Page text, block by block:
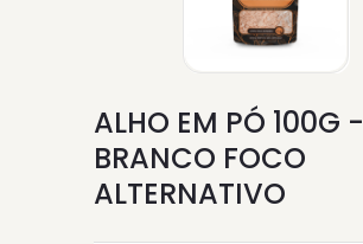
ALHO EM PÓ 100G -
BRANCO FOCO
ALTERNATIVO